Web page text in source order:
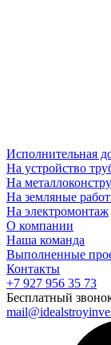
Исполнительная
На устройство
На
На земляные
На электромонтаж
О компании
Наша команда
Выполненные
Контакты
+7 927 956 35 73
Бесплатный